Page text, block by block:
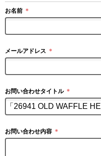
お名前 ＊
メールアドレス ＊
お問い合わせタイトル ＊
お問い合わせ内容 ＊